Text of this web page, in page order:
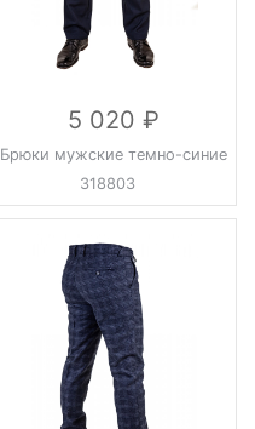
5 020
Брюки мужские темно-синие
318803